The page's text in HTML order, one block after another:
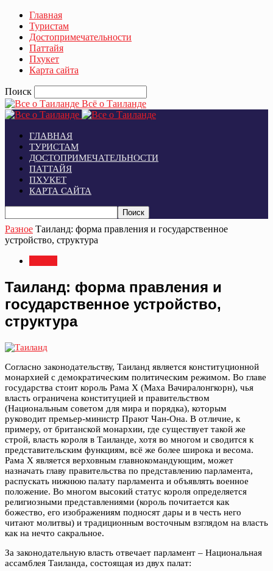
Главная
Туристам
Достопримечательности
Паттайя
Пхукет
Карта сайта
Поиск
Всё о Таиланде
ГЛАВНАЯ
ТУРИСТАМ
ДОСТОПРИМЕЧАТЕЛЬНОСТИ
ПАТТАЙЯ
ПХУКЕТ
КАРТА САЙТА
Разное Таиланд: форма правления и государственное
устройство, структура
Таиланд: форма правления и
государственное устройство,
структура
Согласно законодательству, Таиланд является конституционной
монархией с демократическим политическим режимом. Во главе
государства стоит король Рама Х (Маха Вачиралонгкорн), чья
власть ограничена конституцией и правительством
(Национальным советом для мира и порядка), которым
руководит премьер-министр Прают Чан-Она. В отличие, к
примеру, от британской монархии, где существует такой же
строй, власть короля в Таиланде, хотя во многом и сводится к
представительским функциям, всё же более широка и весома.
Рама Х является верховным главнокомандующим, может
назначать главу правительства по представлению парламента,
распускать нижнюю палату парламента и объявлять военное
положение. Во многом высокий статус короля определяется
религиозными представлениями (король почитается как
божество, его изображениям подносят дары и в честь него
читают молитвы) и традиционным восточным взглядом на власть
как на нечто сакральное.
За законодательную власть отвечает парламент – Национальная
ассамблея Таиланда, состоящая из двух палат: